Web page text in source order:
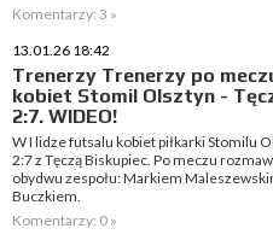
Komentarzy: 3 »
13.01.26 18:42
Trenerzy Trenerzy po
kobiet Stomil Olsztyn -
2:7. WIDEO!
W I lidze futsalu kobiet piłkarki Stomilu
2:7 z Tęczą Biskupiec. Po meczu
obydwu zespołu: Markiem
Buczkiem.
Komentarzy: 0 »